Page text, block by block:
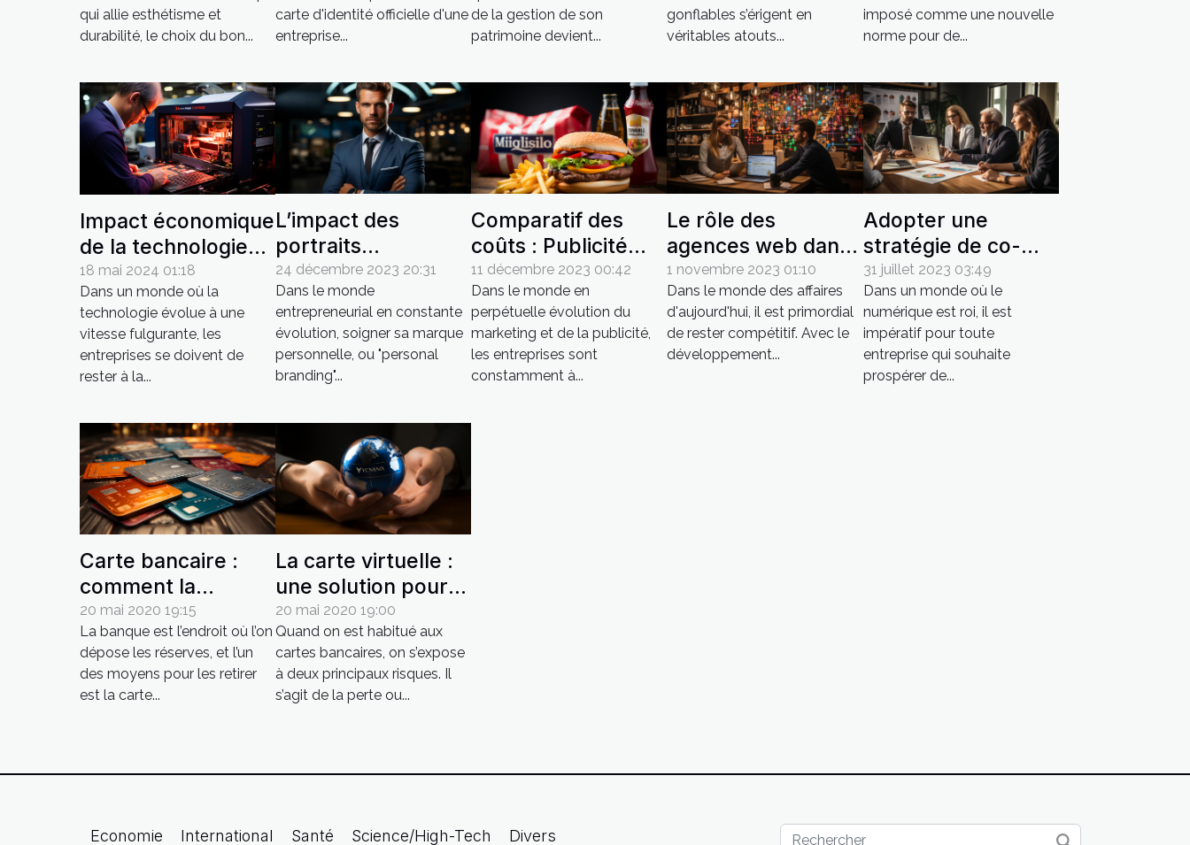
qui allie esthétisme et
durabilité, le choix du bon...
carte d'identité officielle d'une
entreprise...
de la gestion de son
patrimoine devient...
gonflables s’érigent en
véritables atouts...
françaises
imposé comme une nouvelle
norme pour de...
Impact économique
de la technologie
de marquage
industriel sur les
PMEs françaises
18 mai 2024 01:18
Dans un monde où la
technologie évolue à une
vitesse fulgurante, les
entreprises se doivent de
rester à la...
L’impact des
portraits
professionnels sur
le personal
branding dans le
milieu
entrepreneurial
24 décembre 2023 20:31
Dans le monde
entrepreneurial en constante
évolution, soigner sa marque
personnelle, ou "personal
branding"...
Comparatif des
coûts : Publicité
traditionnelle vs.
publicité gonflable
11 décembre 2023 00:42
Dans le monde en
perpétuelle évolution du
marketing et de la publicité,
les entreprises sont
constamment à...
Le rôle des
agences web dans
la réussite des
entreprises
1 novembre 2023 01:10
Dans le monde des affaires
d'aujourd'hui, il est primordial
de rester compétitif. Avec le
développement...
Adopter une
stratégie de co-
pilotage web et
marketing pour
améliorer la santé
de votre entreprise
31 juillet 2023 03:49
Dans un monde où le
numérique est roi, il est
impératif pour toute
entreprise qui souhaite
prospérer de...
Carte bancaire :
comment la
sécuriser ?
20 mai 2020 19:15
La banque est l’endroit où l’on
dépose les réserves, et l’un
des moyens pour les retirer
est la carte...
La carte virtuelle :
une solution pour
sécuriser ses
achats en ligne
20 mai 2020 19:00
Quand on est habitué aux
cartes bancaires, on s’expose
à deux principaux risques. Il
s’agit de la perte ou...
Economie International Santé Science/High-Tech Divers